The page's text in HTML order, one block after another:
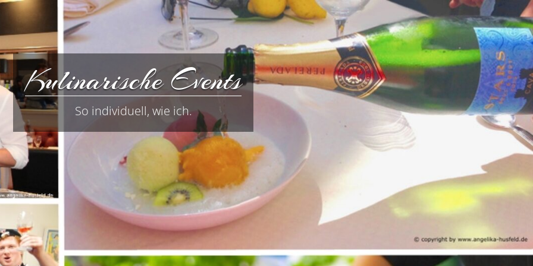
Kulinarische Events
So individuell, wie ich.